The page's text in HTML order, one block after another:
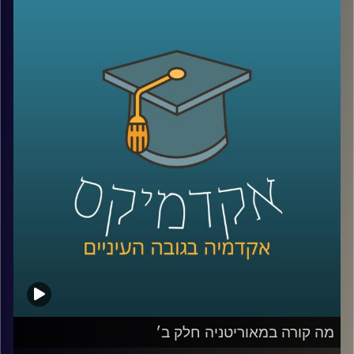
כן, בזמן שאנחנו מדברים על ביטחון לאומי, אנחנו מפסידים
בקרב אחר – על חיינו בכבישים.
רק השנה, 388 בני אדם נהרגו בתאונות דרכים, נתון שממצב
את שנת 2025 כאחת השנים הקטלניות ביותר בעשורים
האחרונים, עם עלייה של 6% לעומת השנה שעברה, ושיא שלילי
שלא נראה מאז 2005.
והנתון הקשה ביותר? אחד מכל ארבעה הרוגים הוא נהג צעיר,
כדי לדבר על זה באמת ולא רק על המספרים, אלא גם על
האנשים מאחוריהם, הגיעו היום לאולפן שני אורחים מעוררי
גלי שחר אפרת, מנכ״לית FORE לימודי חוץ, הכשרת מנהלים
ובית הספר להייטק וAI של Google ואוניברסיטת רייכמן,
שאיבדה את בתה שחר בת תשעה חודשים בתאונת דרכים,
מה קורה במאוריטניה חלק ב׳